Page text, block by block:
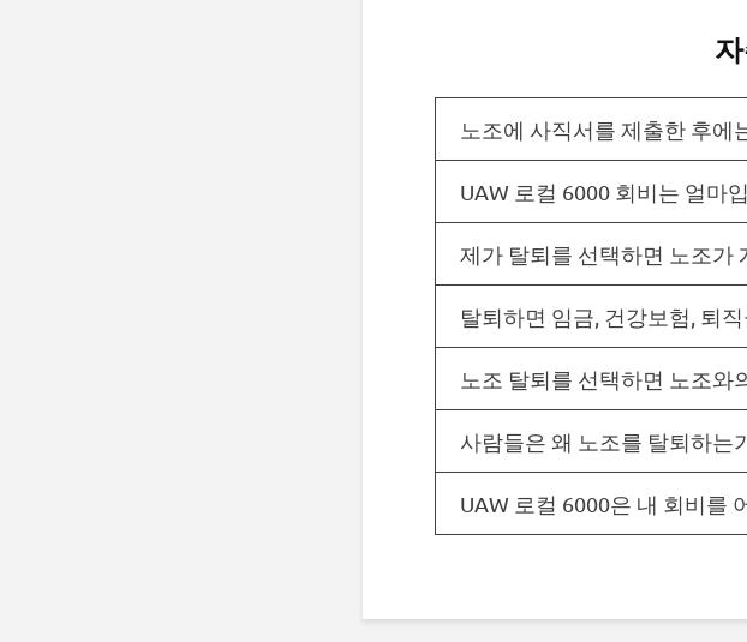
노조에 사직서를 제출한 후에
UAW 로컬 6000 회비는 얼마
제가 탈퇴를 선택하면 노조가
탈퇴하면 임금, 건강보험, 퇴
노조 탈퇴를 선택하면 노조와
사람들은 왜 노조를 탈퇴하는
UAW 로컬 6000은 내 회비를